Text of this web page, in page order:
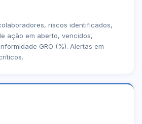
riscos identificados,
ação em aberto, vencidos,
GRO (%). Alertas em